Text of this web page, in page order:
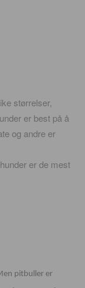
størrelser,
er best på å
og andre er
er de mest
pitbuller er